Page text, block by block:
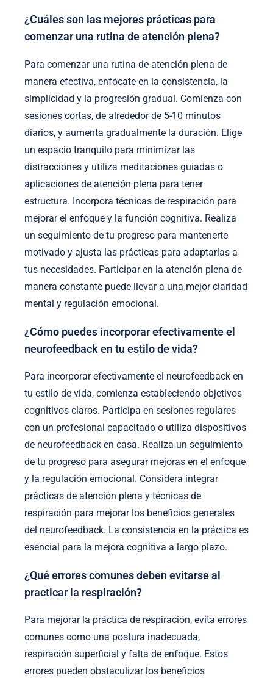
¿Cuáles son las mejores prácticas para
comenzar una rutina de atención plena?
Para comenzar una rutina de atención plena de
manera efectiva, enfócate en la consistencia, la
simplicidad y la progresión gradual. Comienza con
sesiones cortas, de alrededor de 5-10 minutos
diarios, y aumenta gradualmente la duración. Elige
un espacio tranquilo para minimizar las
distracciones y utiliza meditaciones guiadas o
aplicaciones de atención plena para tener
estructura. Incorpora técnicas de respiración para
mejorar el enfoque y la función cognitiva. Realiza
un seguimiento de tu progreso para mantenerte
motivado y ajusta las prácticas para adaptarlas a
tus necesidades. Participar en la atención plena de
manera constante puede llevar a una mejor claridad
mental y regulación emocional.
¿Cómo puedes incorporar efectivamente el
neurofeedback en tu estilo de vida?
Para incorporar efectivamente el neurofeedback en
tu estilo de vida, comienza estableciendo objetivos
cognitivos claros. Participa en sesiones regulares
con un profesional capacitado o utiliza dispositivos
de neurofeedback en casa. Realiza un seguimiento
de tu progreso para asegurar mejoras en el enfoque
y la regulación emocional. Considera integrar
prácticas de atención plena y técnicas de
respiración para mejorar los beneficios generales
del neurofeedback. La consistencia en la práctica es
esencial para la mejora cognitiva a largo plazo.
¿Qué errores comunes deben evitarse al
practicar la respiración?
Para mejorar la práctica de respiración, evita errores
comunes como una postura inadecuada,
respiración superficial y falta de enfoque. Estos
errores pueden obstaculizar los beneficios